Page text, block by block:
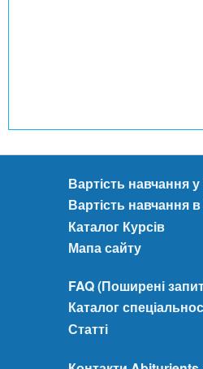
Вартість навчання
Вартість навчання
Каталог Курсів
Мапа сайту
FAQ (Поширені
Каталог
Статті